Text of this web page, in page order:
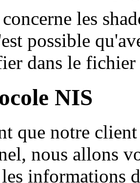
les
possible
dans le
NIS
que notre
nous allons
informations